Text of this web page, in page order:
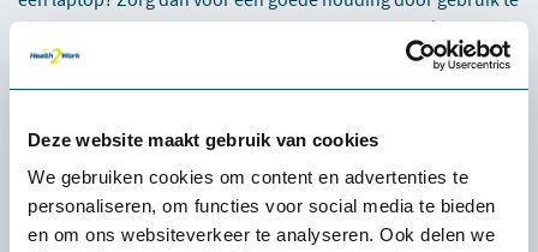
Deze website maakt gebruik van cookies
We gebruiken cookies om content en advertenties te
personaliseren, om functies voor social media te bieden
en om ons websiteverkeer te analyseren. Ook delen we
maken van eenlaptopstandaarden een externe muis en
toetsenbord. Zo voorkom je dat je tijdens het fietsen
onderuitzakt en belast je je nek en schouders niet onnodig.
Tips om te starten:
Begin met lichte weerstand.
Houd een rechte rug en ontspannen schouders.